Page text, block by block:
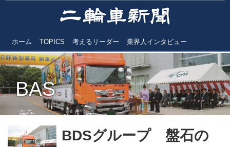
ホーム TOPICS 考えるリーダー 業界人インタビュー
BAS
BDSグループ 盤石の